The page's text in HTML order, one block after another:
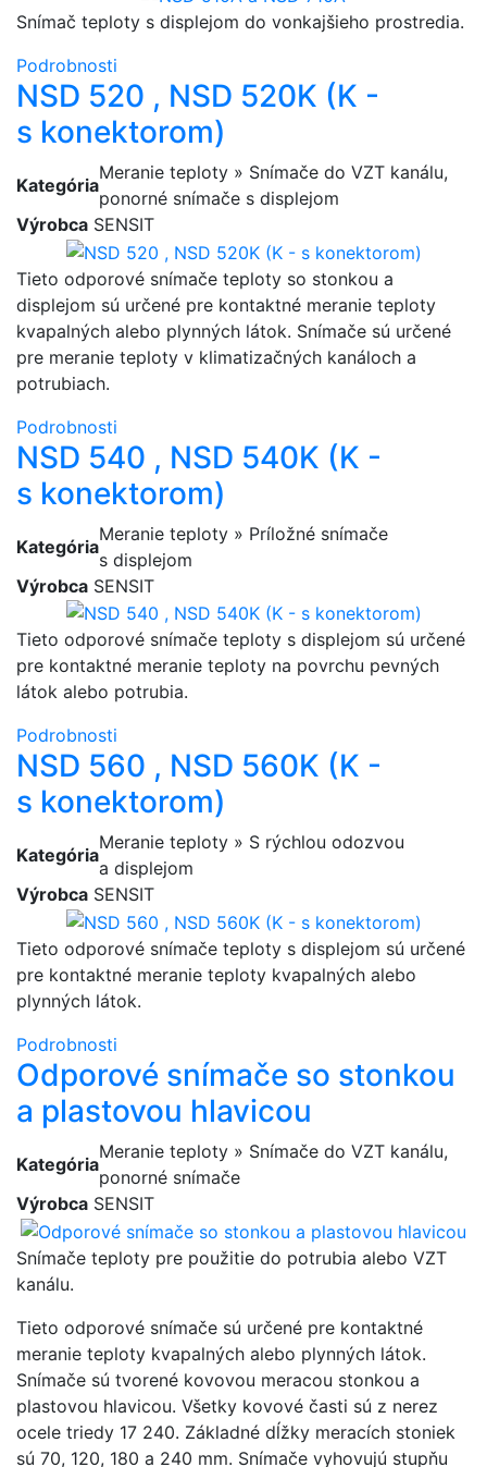
Snímač teploty s displejom do vonkajšieho prostredia.
Podrobnosti
NSD 520 , NSD 520K (K -
s konektorom)
Kategória
Meranie teploty » Snímače do VZT kanálu,
ponorné snímače s displejom
Výrobca SENSIT
Tieto odporové snímače teploty so stonkou a
displejom sú určené pre kontaktné meranie teploty
kvapalných alebo plynných látok. Snímače sú určené
pre meranie teploty v klimatizačných kanáloch a
potrubiach.
Podrobnosti
NSD 540 , NSD 540K (K -
s konektorom)
Kategória
Meranie teploty » Príložné snímače
s displejom
Výrobca SENSIT
Tieto odporové snímače teploty s displejom sú určené
pre kontaktné meranie teploty na povrchu pevných
látok alebo potrubia.
Podrobnosti
NSD 560 , NSD 560K (K -
s konektorom)
Kategória
Meranie teploty » S rýchlou odozvou
a displejom
Výrobca SENSIT
Tieto odporové snímače teploty s displejom sú určené
pre kontaktné meranie teploty kvapalných alebo
plynných látok.
Podrobnosti
Odporové snímače so stonkou
a plastovou hlavicou
Kategória
Meranie teploty » Snímače do VZT kanálu,
ponorné snímače
Výrobca SENSIT
Snímače teploty pre použitie do potrubia alebo VZT
kanálu.
Tieto odporové snímače sú určené pre kontaktné
meranie teploty kvapalných alebo plynných látok.
Snímače sú tvorené kovovou meracou stonkou a
plastovou hlavicou. Všetky kovové časti sú z nerez
ocele triedy 17 240. Základné dĺžky meracích stoniek
sú 70, 120, 180 a 240 mm. Snímače vyhovujú stupňu